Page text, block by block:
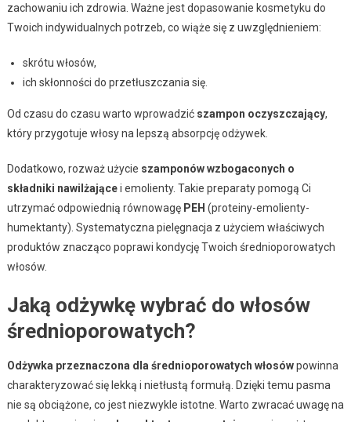
zachowaniu ich zdrowia. Ważne jest dopasowanie kosmetyku do
Twoich indywidualnych potrzeb, co wiąże się z uwzględnieniem:
skrótu włosów,
ich skłonności do przetłuszczania się.
Od czasu do czasu warto wprowadzić szampon oczyszczający,
który przygotuje włosy na lepszą absorpcję odżywek.
Dodatkowo, rozważ użycie szamponów wzbogaconych o
składniki nawilżającei emolienty. Takie preparaty pomogą Ci
utrzymać odpowiednią równowagę PEH (proteiny-emolienty-
humektanty). Systematyczna pielęgnacja z użyciem właściwych
produktów znacząco poprawi kondycję Twoich średnioporowatych
włosów.
Jaką odżywkę wybrać do włosów
średnioporowatych?
Odżywka przeznaczona dla średnioporowatych włosówpowinna
charakteryzować się lekką i nietłustą formułą. Dzięki temu pasma
nie są obciążone, co jest niezwykle istotne. Warto zwracać uwagę na